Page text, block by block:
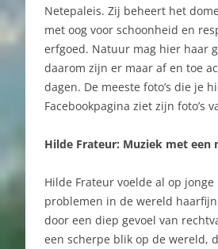
Netepaleis. Zij beheert het
met oog voor schoonheid en
erfgoed. Natuur mag hier haar
daarom zijn er maar af en toe
dagen. De meeste foto’s die je
Facebookpagina ziet zijn foto’s
Hilde Frateur: Muziek met een
Hilde Frateur voelde al op
problemen in de wereld
door een diep gevoel van
een scherpe blik op de wereld,